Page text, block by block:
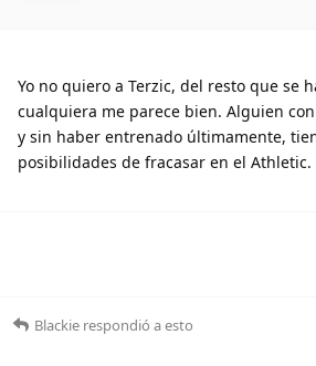
Yo no quiero a Terzic, del resto que se
cualquiera me parece bien. Alguien
y sin haber entrenado últimamente,
posibilidades de fracasar en el Athletic.
Blackie respondió a esto